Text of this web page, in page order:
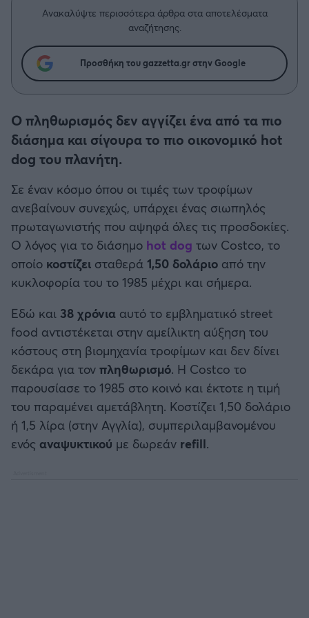
Άρης
Λεβαδειακός
ΟΦΗ
Βόλος
Ατρόμητος Αθηνών
Κηφισιά
Αστέρας Τρίπολης
Παναιτωλικός
Καλαμάτα
Ηρακλής
Μπαρτσελόνα
Ρεάλ Μαδρίτης
Συνεντεύξεις
Μια Ιστορία από την Πόλη
Ανακαλύψτε περισσότερα άρθρα στα αποτελέσματα
αναζήτησης.
Προσθήκη του gazzetta.gr στην Google
Ο πληθωρισμός δεν αγγίζει ένα από τα πιο
διάσημα και σίγουρα το πιο οικονομικό hot
dog του πλανήτη.
Σε έναν κόσμο όπου οι τιμές των τροφίμων
ανεβαίνουν συνεχώς, υπάρχει ένας σιωπηλός
πρωταγωνιστής που αψηφά όλες τις προσδοκίες.
Ο λόγος για το διάσημο hot dog των Costco, το
οποίο κοστίζει σταθερά 1,50 δολάριο από την
κυκλοφορία του το 1985 μέχρι και σήμερα.
Εδώ και 38 χρόνια αυτό το εμβληματικό street
food αντιστέκεται στην αμείλικτη αύξηση του
κόστους στη βιομηχανία τροφίμων και δεν δίνει
δεκάρα για τον πληθωρισμό. Η Costco το
παρουσίασε το 1985 στο κοινό και έκτοτε η τιμή
του παραμένει αμετάβλητη. Κοστίζει 1,50 δολάριο
ή 1,5 λίρα (στην Αγγλία), συμπεριλαμβανομένου
ενός αναψυκτικού με δωρεάν refill.